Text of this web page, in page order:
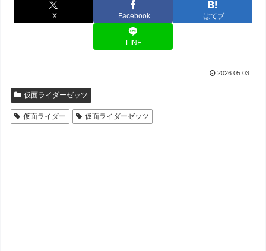
X Facebook はてブ
LINE
2026.05.03
仮面ライダーゼッツ
仮面ライダー 仮面ライダーゼッツ